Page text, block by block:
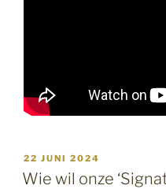
GEPLAATST
OP
22 JUNI 2024
Wie wil onze